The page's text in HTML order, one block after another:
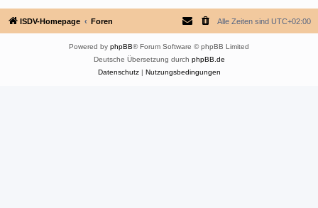
ISDV-Homepage Foren Alle Zeiten sind UTC+02:00
Powered by phpBB® Forum Software © phpBB Limited
Deutsche Übersetzung durch phpBB.de
Datenschutz| Nutzungsbedingungen